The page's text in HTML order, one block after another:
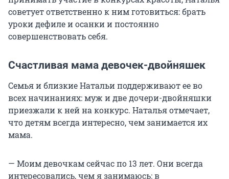
советует ответственно к ним готовиться: брать
уроки дефиле и осанки и постоянно
совершенствовать себя.
Счастливая мама девочек-двойняшек
Семья и близкие Натальи поддерживают ее во
всех начинаниях: муж и две дочери-двойняшки
приезжали к ней на конкурс. Наталья отмечает,
что детям всегда интересно, чем занимается их
мама.
— Моим девочкам сейчас по 13 лет. Они всегда
интересовались, чем я занимаюсь: в